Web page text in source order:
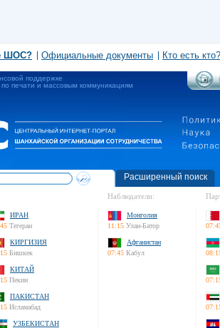
ШОС? Официальные документы Кто есть кто?
поддержке
печати и массовым коммуникациям
Расширенный поиск
ИРАН
Тегеран
КИРГИЗИЯ
Бишкек
КИТАЙ
Пекин
ПАКИСТАН
Исламабад
УЗБЕКИСТАН
Наблюдатели:
Монголия
11:15 Улан-Батор
Афганистан
07:45 Кабул